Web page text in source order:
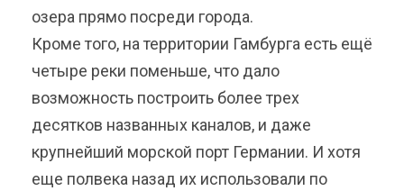
озера прямо посреди города.
Кроме того, на территории Гамбурга есть ещё
четыре реки поменьше, что дало
возможность построить более трех
десятков названных каналов, и даже
крупнейший морской порт Германии. И хотя
еще полвека назад их использовали по